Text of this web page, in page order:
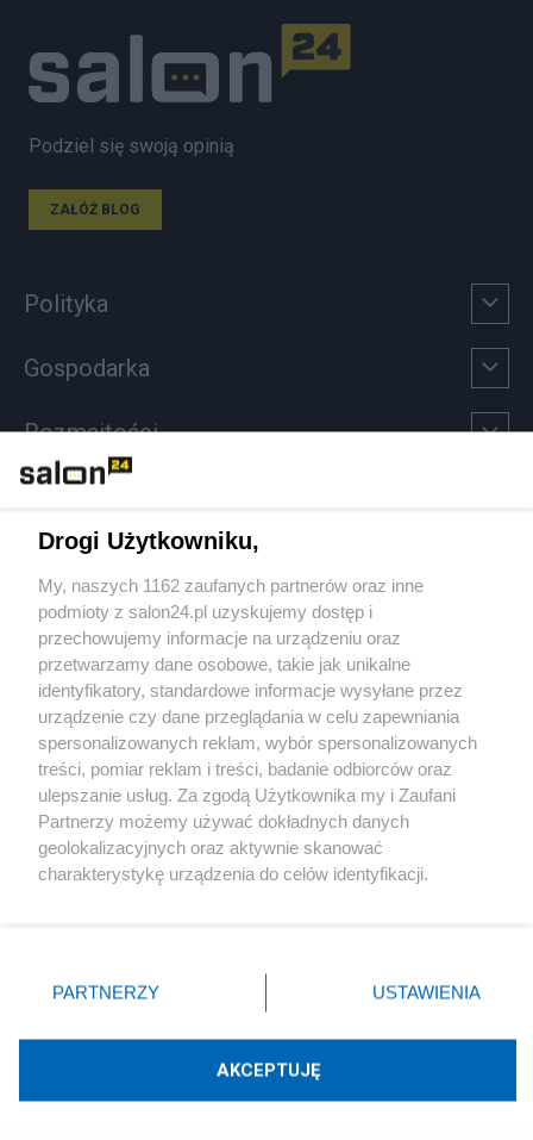
Podziel się swoją opinią
ZAŁÓŻ BLOG
Polityka
Gospodarka
Rozmaitości
Sport
Społeczeństwo
Kultura
X Facebook Instagram Youtube
Technologię dostarcza:W3media.pl
Drogi Użytkowniku,
My, naszych 1162 zaufanych partnerów oraz inne
podmioty z salon24.pl uzyskujemy dostęp i
przechowujemy informacje na urządzeniu oraz
przetwarzamy dane osobowe, takie jak unikalne
identyfikatory, standardowe informacje wysyłane przez
urządzenie czy dane przeglądania w celu zapewniania
spersonalizowanych reklam, wybór spersonalizowanych
treści, pomiar reklam i treści, badanie odbiorców oraz
ulepszanie usług. Za zgodą Użytkownika my i Zaufani
Partnerzy możemy używać dokładnych danych
geolokalizacyjnych oraz aktywnie skanować
charakterystykę urządzenia do celów identyfikacji.
zmienić/wycofać klikając przycisk ustawień prywatności
znajdujący się w lewym dolnym rogu strony
rodzaje przetwarzania danych nie wymagają zgody
użytkownika, ale masz prawo sprzeciwić się takiemu
przetwarzaniu. Preferencje będą miały zastosowania tylko
PARTNERZY USTAWIENIA
AKCEPTUJĘ